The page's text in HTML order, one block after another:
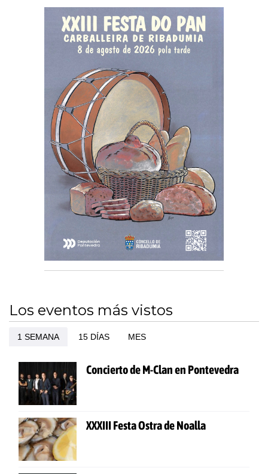
Los eventos más vistos
1 SEMANA 15 DÍAS MES
Concierto de M-Clan en Pontevedra
XXXIII Festa Ostra de Noalla